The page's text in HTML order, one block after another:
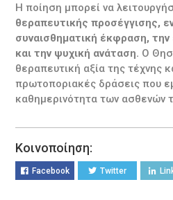
Η ποίηση μπορεί να
θεραπευτικής προσέγγισης,
συναισθηματική έκφραση,
και την ψυχική ανάταση. Ο
θεραπευτική αξία της τέχνης
πρωτοποριακές δράσεις που
καθημερινότητα των ασθενών
Κοινοποίηση:
Facebook Twitter